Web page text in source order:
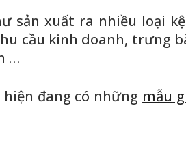
sản xuất ra nhiều loại
cầu kinh doanh, trưng
…
đang có những mẫu